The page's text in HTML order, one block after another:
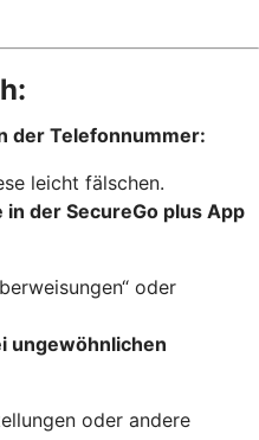
der Telefonnummer:
leicht fälschen.
in der SecureGo plus App
oder
ungewöhnlichen
oder andere